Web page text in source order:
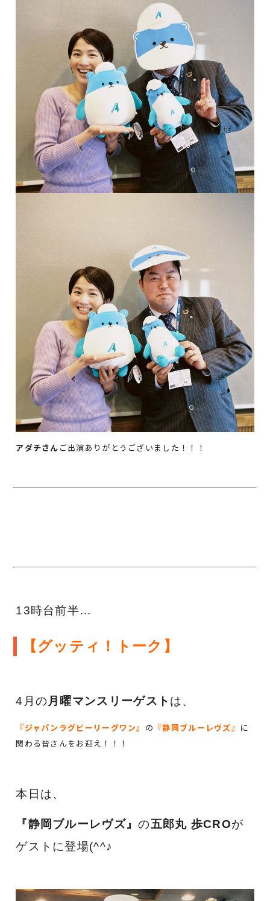
アダチさん ご出演ありがとうございました！！！
13時台前半…
【グッティ！トーク】
4月の月曜マンスリーゲスト は、
『ジャパンラグビーリーグワン』 の 『静岡ブルーレヴズ』 に
関わる皆さんをお迎え！！！
本日は、
『静岡ブルーレヴズ』の五郎丸 歩CROが
ゲストに登場(^^♪